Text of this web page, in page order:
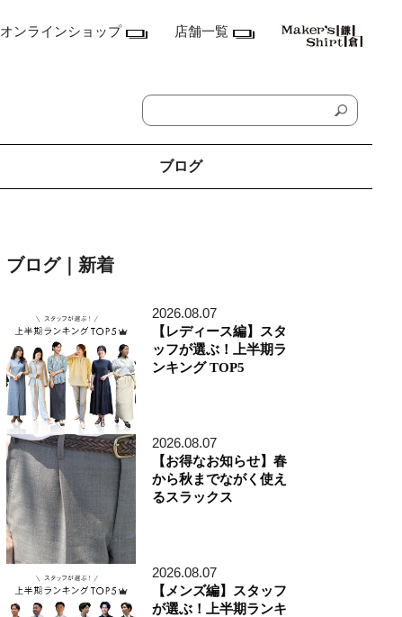
オンラインショップ 店舗一覧
ブログ
横浜店
ラゾーナ川崎プラザ店
東京都
丸の内丸ビル店
MEN'S アキバ・トリム店
MEN'S 東京ミッドタウン八重洲店
銀座店
アトレ品川店
MEN'S 新宿店
自由が丘MAST店
二子玉川店
MEN'S 渋谷マークシティ店
アトレ恵比寿店
池袋ショッピングパーク店
その他の都道府県
札幌アピア店
仙台シリウス・一番町店
CoCoLo新潟店
名古屋店
ブログ｜新着
2026.08.07
【レディース編】スタ
ッフが選ぶ！上半期ラ
ンキング TOP5
2026.08.07
【お得なお知らせ】春
から秋までながく使え
るスラックス
2026.08.07
【メンズ編】スタッフ
が選ぶ！上半期ランキ